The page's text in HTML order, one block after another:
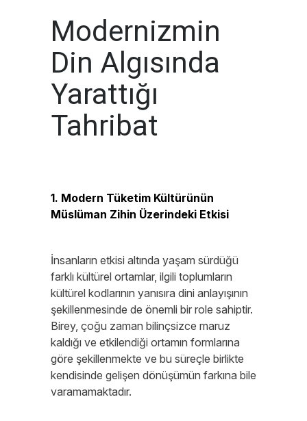
Modernizmin
Din Algısında
Yarattığı
Tahribat
1. Modern Tüketim Kültürünün
Müslüman Zihin Üzerindeki Etkisi
İnsanların etkisi altında yaşam sürdüğü
farklı kültürel ortamlar, ilgili toplumların
kültürel kodlarının yanısıra dini anlayışının
şekillenmesinde de önemli bir role sahiptir.
Birey, çoğu zaman bilinçsizce maruz
kaldığı ve etkilendiği ortamın formlarına
göre şekillenmekte ve bu süreçle birlikte
kendisinde gelişen dönüşümün farkına bile
varamamaktadır.